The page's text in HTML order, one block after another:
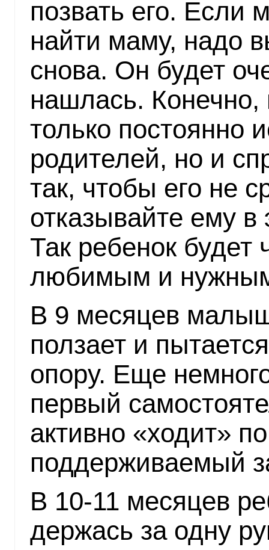
позвать его. Если
найти маму, надо
снова. Он будет
нашлась.
только постоянно
родителей, но и
так, чтобы его не
отказывайте ему в
Так ребенок будет
любимым и
В 9 месяцев
ползает и
опору. Еще
первый
активно «ходит»
поддерживаемый
В 10-11 месяцев
держась за одну